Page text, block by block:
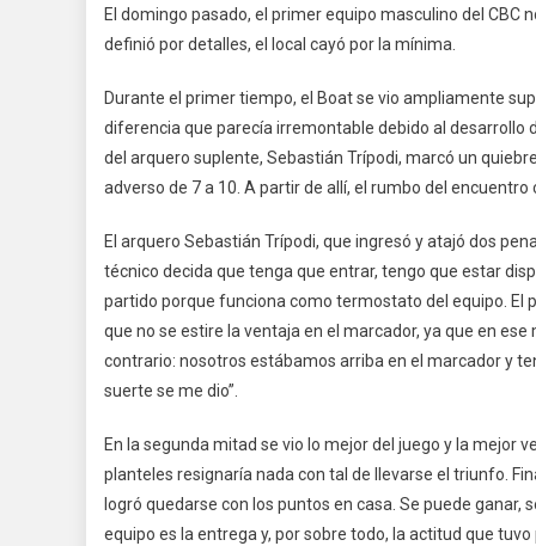
El domingo pasado, el primer equipo masculino del CBC
definió por detalles, el local cayó por la mínima.
Durante el primer tiempo, el Boat se vio ampliamente
diferencia que parecía irremontable debido al desarrollo
del arquero suplente, Sebastián Trípodi, marcó un
adverso de 7 a 10. A partir de allí, el rumbo del
El arquero Sebastián Trípodi, que ingresó y atajó dos
técnico decida que tenga que entrar, tengo que estar
partido porque funciona como termostato del equipo. El
que no se estire la ventaja en el marcador, ya que en
contrario: nosotros estábamos arriba en el marcador y
suerte se me dio”.
En la segunda mitad se vio lo mejor del juego y la mejor
planteles resignaría nada con tal de llevarse el triunfo.
logró quedarse con los puntos en casa. Se puede ganar,
equipo es la entrega y, por sobre todo, la actitud que